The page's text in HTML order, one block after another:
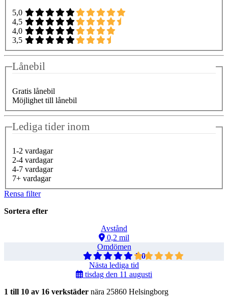
5,0
4,5
4,0
3,5
Lånebil
Gratis lånebil
Möjlighet till lånebil
Lediga tider inom
1-2 vardagar
2-4 vardagar
4-7 vardagar
7+ vardagar
Rensa filter
Sortera efter
Avstånd
0,2 mil
Omdömen
5,0
Nästa lediga tid
tisdag den 11 augusti
1 till 10 av 16 verkstäder nära 25860 Helsingborg